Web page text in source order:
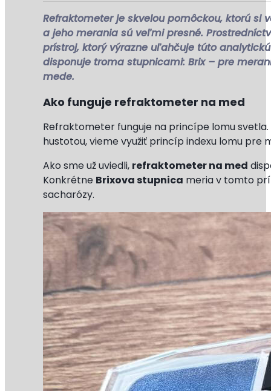
Refraktometer je skvelou pomôckou, ktorú
a jeho merania sú veľmi presné.
prístroj, ktorý výrazne uľahčuje túto
disponuje troma stupnicami: Brix – pre
mede.
Ako funguje refraktometer na med
Refraktometer funguje na princípe lomu
hustotou, vieme využiť princíp indexu lomu
Ako sme už uviedli, refraktometer na med
Konkrétne Brixova stupnica meria v tomto
sacharózy.